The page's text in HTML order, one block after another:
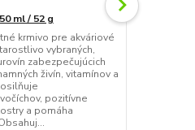
ml / 52 g
krmivo pre akváriové
vybraných,
zabezpečujúcich
živín, vitamínov a
pozitívne
a pomáha
Tetra Pleco